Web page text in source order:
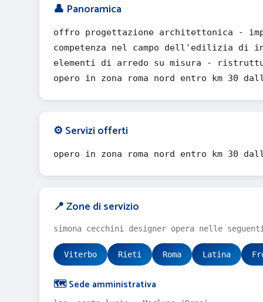
👤 Panoramica
offro progettazione architettonica -
competenza nel campo dell'edilizia
elementi di arredo su misura -
opero in zona roma nord entro km 30
⚙️ Servizi offerti
opero in zona roma nord entro km 30
📍 Zone di servizio
simona cecchini designer opera nelle
Viterbo Rieti Roma Latina
🗺️ Sede amministrativa